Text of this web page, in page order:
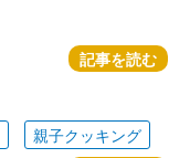
記事を読む
親子クッキング